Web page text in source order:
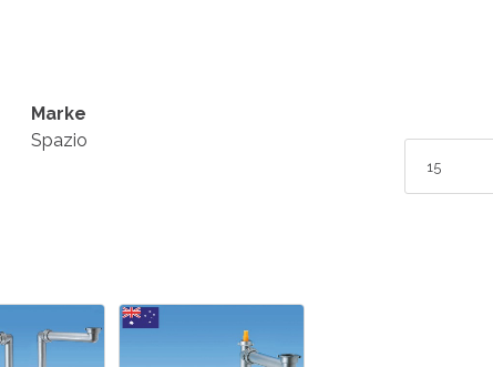
BADEZIMMER
VENTILE ACCESSOIRES
Marke
Spazio